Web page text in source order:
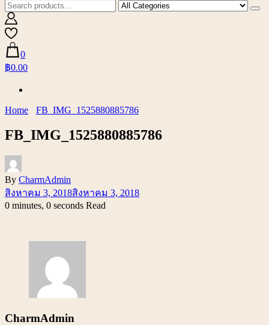
0
฿0.00
Home FB_IMG_1525880885786
FB_IMG_1525880885786
By CharmAdmin
สิงหาคม 3, 2018สิงหาคม 3, 2018
0 minutes, 0 seconds Read
CharmAdmin